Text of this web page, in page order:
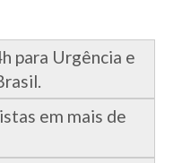
para Urgência e
em mais de